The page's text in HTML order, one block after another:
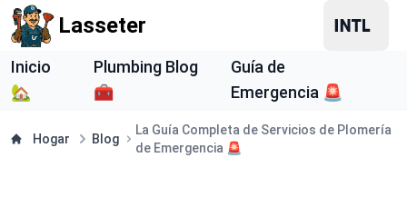
Lasseter
Inicio
🏡
Plumbing Blog
🧰
Guía de
Emergencia 🚨
Hogar Blog
La Guía Completa de Servicios de Plomería
de Emergencia 🚨